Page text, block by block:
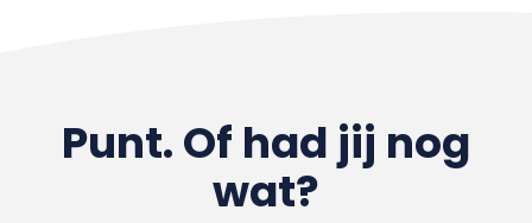
Punt. Of had jij nog
wat?